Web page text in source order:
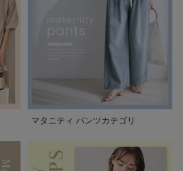
マタニティ パンツカテゴリ